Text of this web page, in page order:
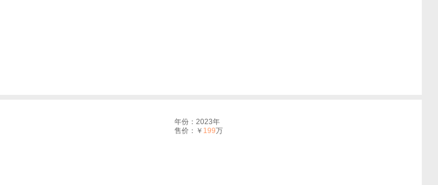
年份：2023年
售价：￥ 199万